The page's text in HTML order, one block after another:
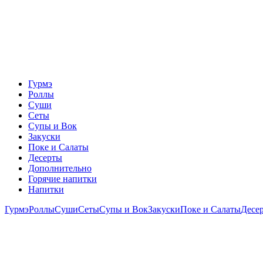
Гурмэ
Роллы
Суши
Сеты
Супы и Вок
Закуски
Поке и Салаты
Десерты
Дополнительно
Горячие напитки
Напитки
ГурмэРоллыСушиСетыСупы и ВокЗакускиПоке и Салаты